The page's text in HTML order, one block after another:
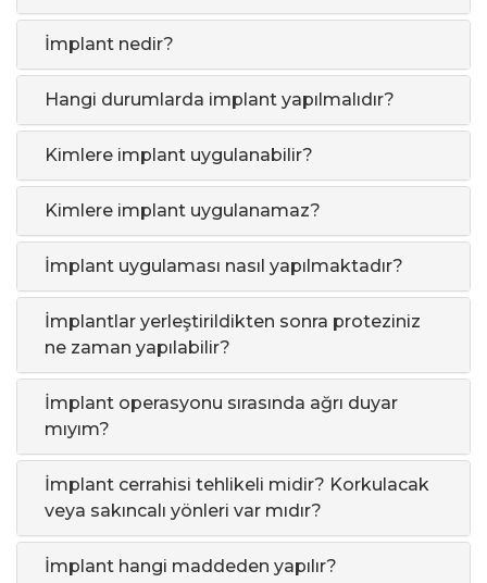
İmplant nedir?
Hangi durumlarda implant yapılmalıdır?
Kimlere implant uygulanabilir?
Kimlere implant uygulanamaz?
İmplant uygulaması nasıl yapılmaktadır?
İmplantlar yerleştirildikten sonra proteziniz
ne zaman yapılabilir?
İmplant operasyonu sırasında ağrı duyar
mıyım?
İmplant cerrahisi tehlikeli midir? Korkulacak
veya sakıncalı yönleri var mıdır?
İmplant hangi maddeden yapılır?